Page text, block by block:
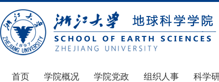
首页 学院概况 学院党政 组织人事 科学